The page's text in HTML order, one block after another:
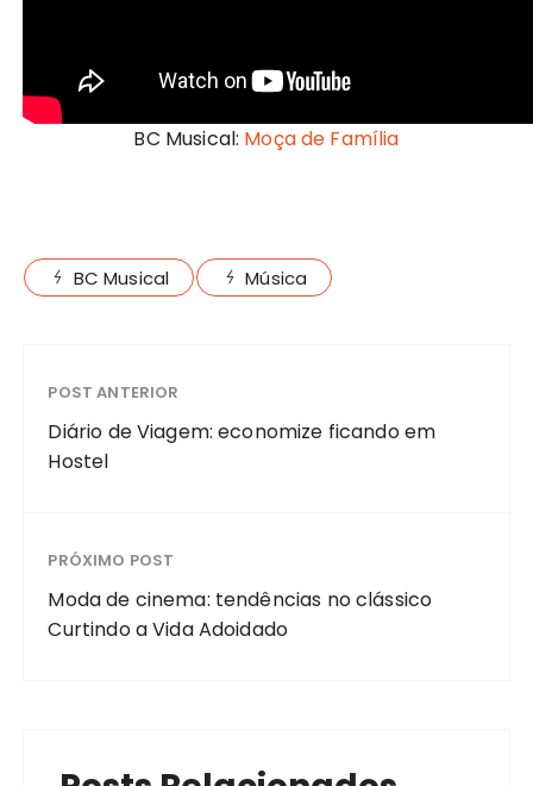
BC Musical: Moça de Família
BC Musical Música
POST ANTERIOR
Diário de Viagem: economize ficando em
Hostel
PRÓXIMO POST
Moda de cinema: tendências no clássico
Curtindo a Vida Adoidado